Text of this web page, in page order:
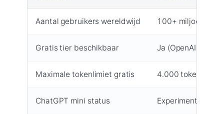
Aantal gebruikers wereldwijd 100+ miljoen
Gratis tier beschikbaar Ja (OpenAI)
Maximale tokenlimiet gratis 4.000 tokens
ChatGPT mini status Experimenteel